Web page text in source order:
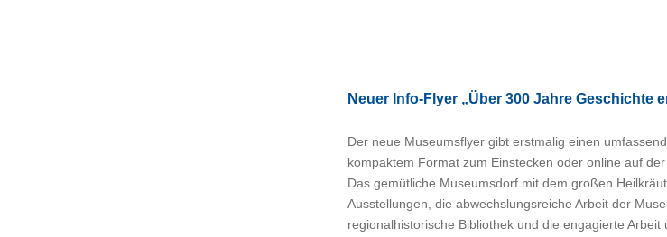
Neuer Info-Flyer „Über 300 Jahre Geschichte
Der neue Museumsflyer gibt erstmalig einen
kompaktem Format zum Einstecken oder online auf
Das gemütliche Museumsdorf mit dem großen
Ausstellungen, die abwechslungsreiche Arbeit der
regionalhistorische Bibliothek und die engagierte